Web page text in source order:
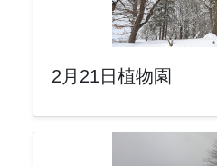
2月21日植物園